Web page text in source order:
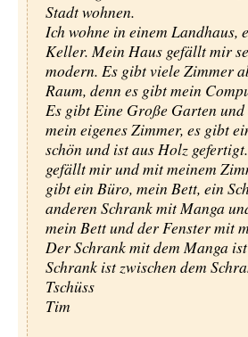
Stadt wohnen.
Ich wohne in einem Landhaus,
Keller. Mein Haus gefällt mir
modern. Es gibt viele Zimmer
Raum, denn es gibt mein
Es gibt Eine Große Garten
mein eigenes Zimmer, es gibt
schön und ist aus Holz
gefällt mir und mit meinem
gibt ein Büro, mein Bett, ein
anderen Schrank mit Manga
mein Bett und der Fenster mit
Der Schrank mit dem Manga
Schrank ist zwischen dem
Tschüss
Tim